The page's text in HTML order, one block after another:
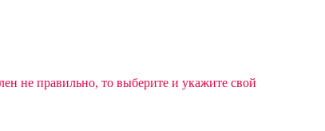
не правильно, то выберите и укажите свой